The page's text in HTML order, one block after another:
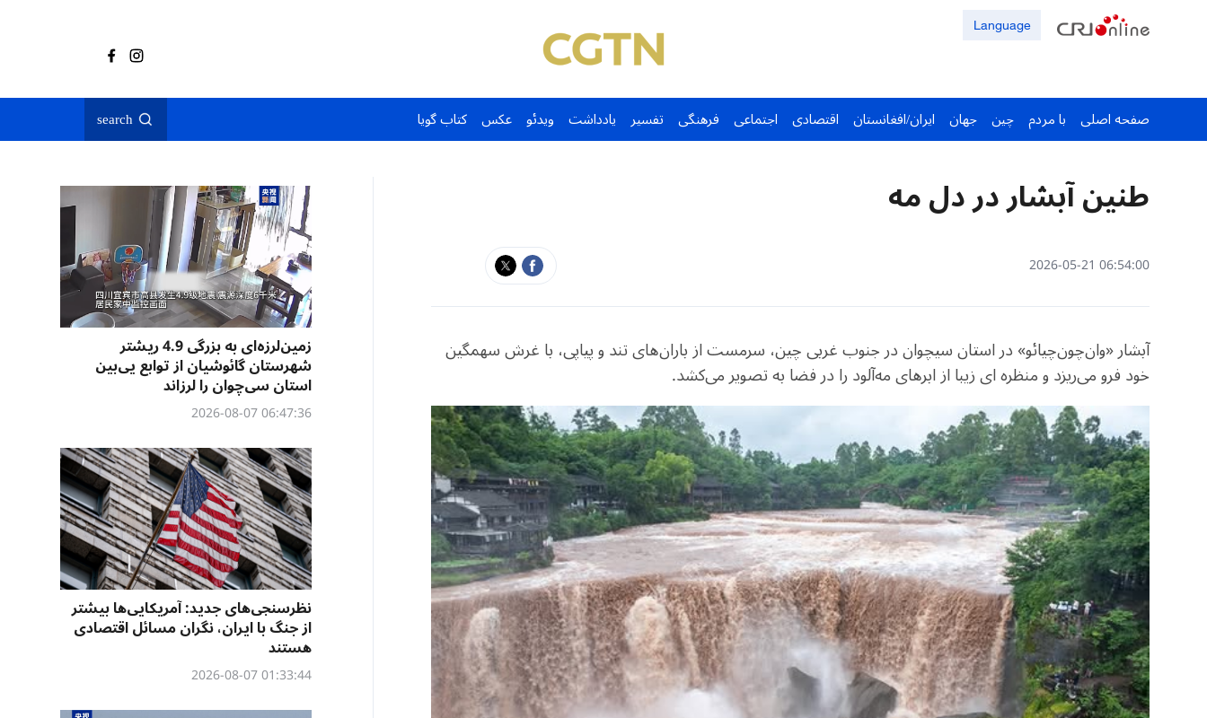
Language
صفحه اصلی با مردم چین جهان ایران/افغانستان اقتصادی اجتماعی فرهنگی تفسیر یادداشت ویدئو عکس کتاب گویا search
طنین آبشار در دل مه
06:54:00 2026-05-21
آبشار «وان‌چون‌چیائو» در استان سیچوان در جنوب غربی چین، سرمست از باران‌های تند و پیاپی، با غرش سهمگین
خود فرو می‌ریزد و منظره ای زیبا از ابرهای مه‌آلود را در فضا به تصویر می‌کشد.
زمین‌لرزه‌ای به بزرگی 4.9 ریشتر
شهرستان گائوشیان از توابع یی‌بین
استان سی‌چوان را لرزاند
06:47:36 2026-08-07
نظرسنجی‌‌های جدید: آمریکایی‌ها بیشتر
از جنگ با ایران، نگران مسائل اقتصادی
هستند
01:33:44 2026-08-07